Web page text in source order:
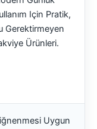
Için Pratik,
Gerektirmeyen
Ürünleri.
Uygun